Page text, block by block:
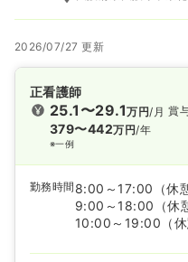
2026/07/27 更新
正看護師
25.1〜29.1万円/月
379〜442万円/年
※一例
賞
勤務時間 8:00～17:00
（休
9:00～18:00
（休
10:00～19:00 （